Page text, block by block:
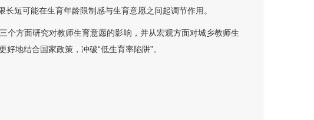
长短可能在生育年龄限制感与生育意愿之间起调节作用。
个方面研究对教师生育意愿的影响，并从宏观方面对城乡教师生
地结合国家政策，冲破“低生育率陷阱”。